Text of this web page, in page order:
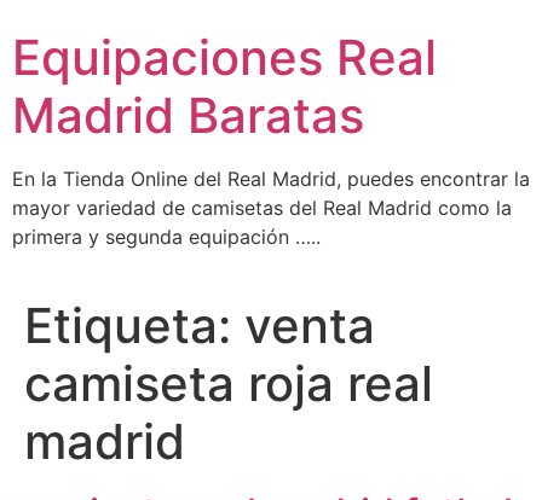
contenido
Equipaciones Real
Madrid Baratas
En la Tienda Online del Real Madrid, puedes encontrar la
mayor variedad de camisetas del Real Madrid como la
primera y segunda equipación …..
Etiqueta: venta
camiseta roja real
madrid